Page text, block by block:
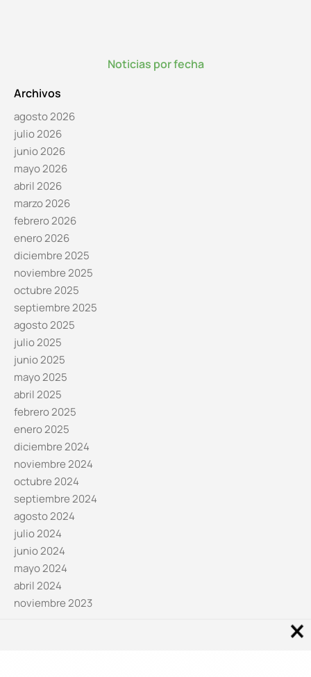
Noticias por fecha
Archivos
agosto 2026
julio 2026
junio 2026
mayo 2026
abril 2026
marzo 2026
febrero 2026
enero 2026
diciembre 2025
noviembre 2025
octubre 2025
septiembre 2025
agosto 2025
julio 2025
junio 2025
mayo 2025
abril 2025
febrero 2025
enero 2025
diciembre 2024
noviembre 2024
octubre 2024
septiembre 2024
agosto 2024
julio 2024
junio 2024
mayo 2024
abril 2024
noviembre 2023